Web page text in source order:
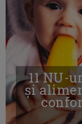
11 NU-
și